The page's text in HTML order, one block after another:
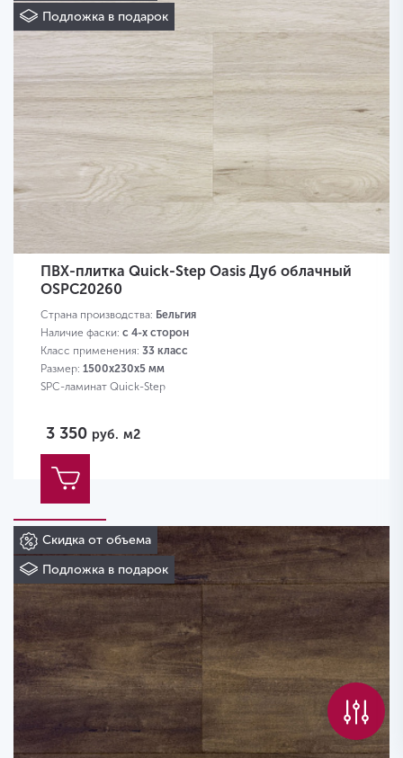
Подложка в подарок
ПВХ-плитка Quick-Step Oasis Дуб облачный
OSPC20260
Страна производства: Бельгия
Наличие фаски: с 4-х сторон
Класс применения: 33 класс
Размер: 1500х230х5 мм
SPC-ламинат Quick-Step
3 350 руб. м2
Скидка от объема
Подложка в подарок